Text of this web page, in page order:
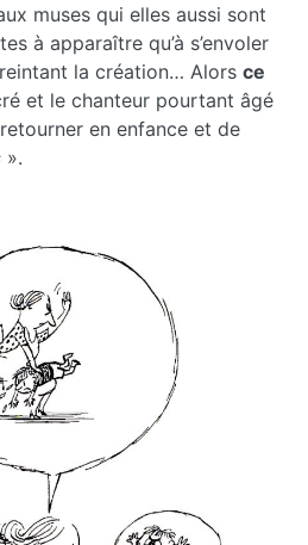
muses qui elles aussi sont
à apparaître qu’à s’envoler
la création… Alors ce
et le chanteur pourtant âgé
en enfance et de
».